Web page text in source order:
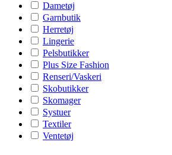
Dametøj
Garnbutik
Herretøj
Lingerie
Pelsbutikker
Plus Size Fashion
Renseri/Vaskeri
Skobutikker
Skomager
Systuer
Textiler
Ventetøj